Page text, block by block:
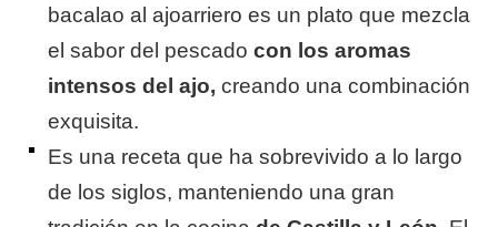
bacalao al ajoarriero es un plato que mezcla
el sabor del pescado con los aromas
intensos del ajo, creando una combinación
exquisita.
Es una receta que ha sobrevivido a lo largo
de los siglos, manteniendo una gran